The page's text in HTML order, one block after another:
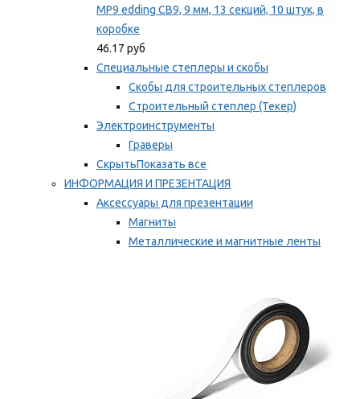
MP9 edding CB9, 9 мм, 13 секций, 10 штук, в
коробке
46.17 руб
Специальные степлеры и скобы
Скобы для строительных степлеров
Строительный степлер (Текер)
Электроинструменты
Граверы
СкрытьПоказать все
ИНФОРМАЦИЯ И ПРЕЗЕНТАЦИЯ
Аксессуары для презентации
Магниты
Металлические и магнитные ленты